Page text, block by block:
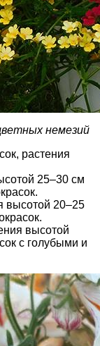
немезий
растения
25–30 см
высотой 20–25
высотой
с голубыми и